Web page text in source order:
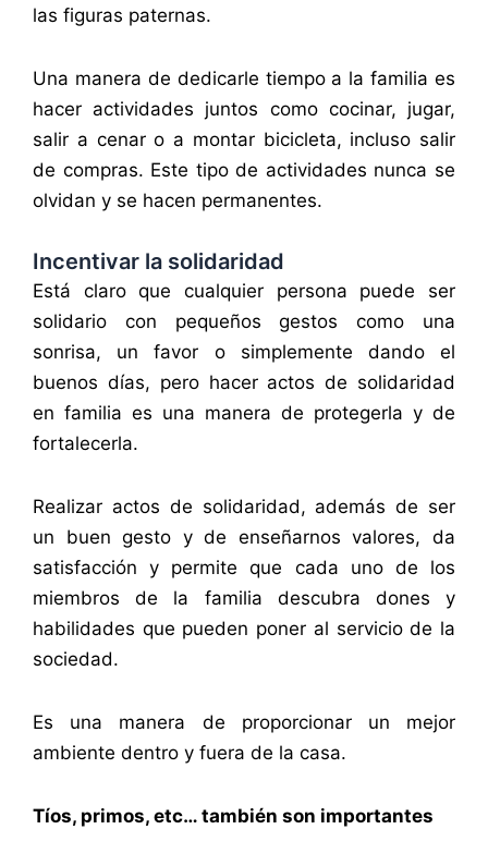
las figuras paternas.
Una manera de dedicarle tiempo a la familia es
hacer actividades juntos como cocinar, jugar,
salir a cenar o a montar bicicleta, incluso salir
de compras. Este tipo de actividades nunca se
olvidan y se hacen permanentes.
Incentivar la solidaridad
Está claro que cualquier persona puede ser
solidario con pequeños gestos como una
sonrisa, un favor o simplemente dando el
buenos días, pero hacer actos de solidaridad
en familia es una manera de protegerla y de
fortalecerla.
Realizar actos de solidaridad, además de ser
un buen gesto y de enseñarnos valores, da
satisfacción y permite que cada uno de los
miembros de la familia descubra dones y
habilidades que pueden poner al servicio de la
sociedad.
Es una manera de proporcionar un mejor
ambiente dentro y fuera de la casa.
Tíos, primos, etc… también son importantes